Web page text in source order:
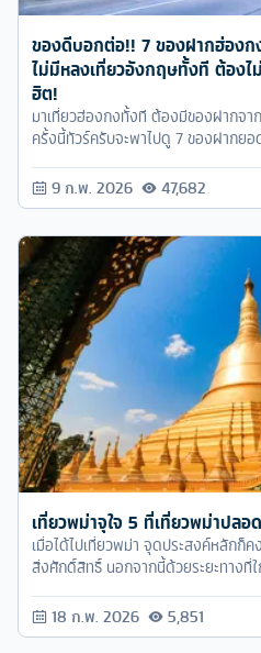
ของดีบอกต่อ!! 7 ของฝากฮ่อง
ไม่มีหลงเที่ยวอังกฤษทั้งที ต้อง
ฮิต!
มาเที่ยวฮ่องกงทั้งที ต้องมีของฝากจา
ครั้งนี้ทัวร์ครับจะพาไปดู 7 ของฝากยอ
9 ก.พ. 2026 47,682
เที่ยวพม่าจุใจ 5 ที่เที่ยวพม่าปลอ
เมื่อได้ไปเที่ยวพม่า จุดประสงค์หลักก็
สิ่งศักดิ์สิทธิ์ นอกจากนี้ด้วยระยะทางที่ใ
18 ก.พ. 2026 5,851